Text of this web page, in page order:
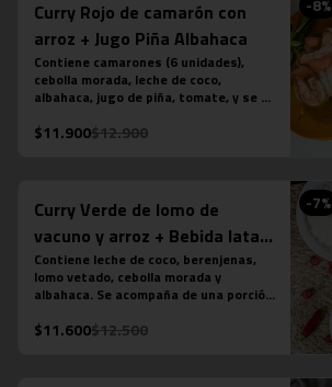
-8%
Curry Rojo de camarón con
arroz + Jugo Piña Albahaca
Contiene camarones (6 unidades),
cebolla morada, leche de coco,
albahaca, jugo de piña, tomate, y se
jazmín. (contiene salsa de pescado).
$11.900$12.900
-7%
Curry Verde de lomo de
vacuno y arroz + Bebida lata
350 cc
Contiene leche de coco, berenjenas,
lomo vetado, cebolla morada y
albahaca. Se acompaña de una porción
pescado). Más bebida en lata a tu
$11.600$12.500